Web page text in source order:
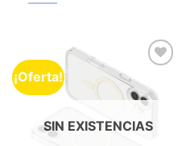
¡Oferta!
a la
lista de
SIN EXISTENCIAS